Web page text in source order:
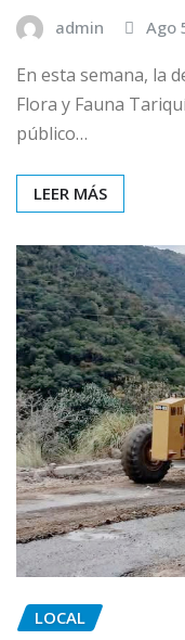
admin Ago
En esta semana, la
Flora y Fauna
público…
LEER MÁS
LOCAL